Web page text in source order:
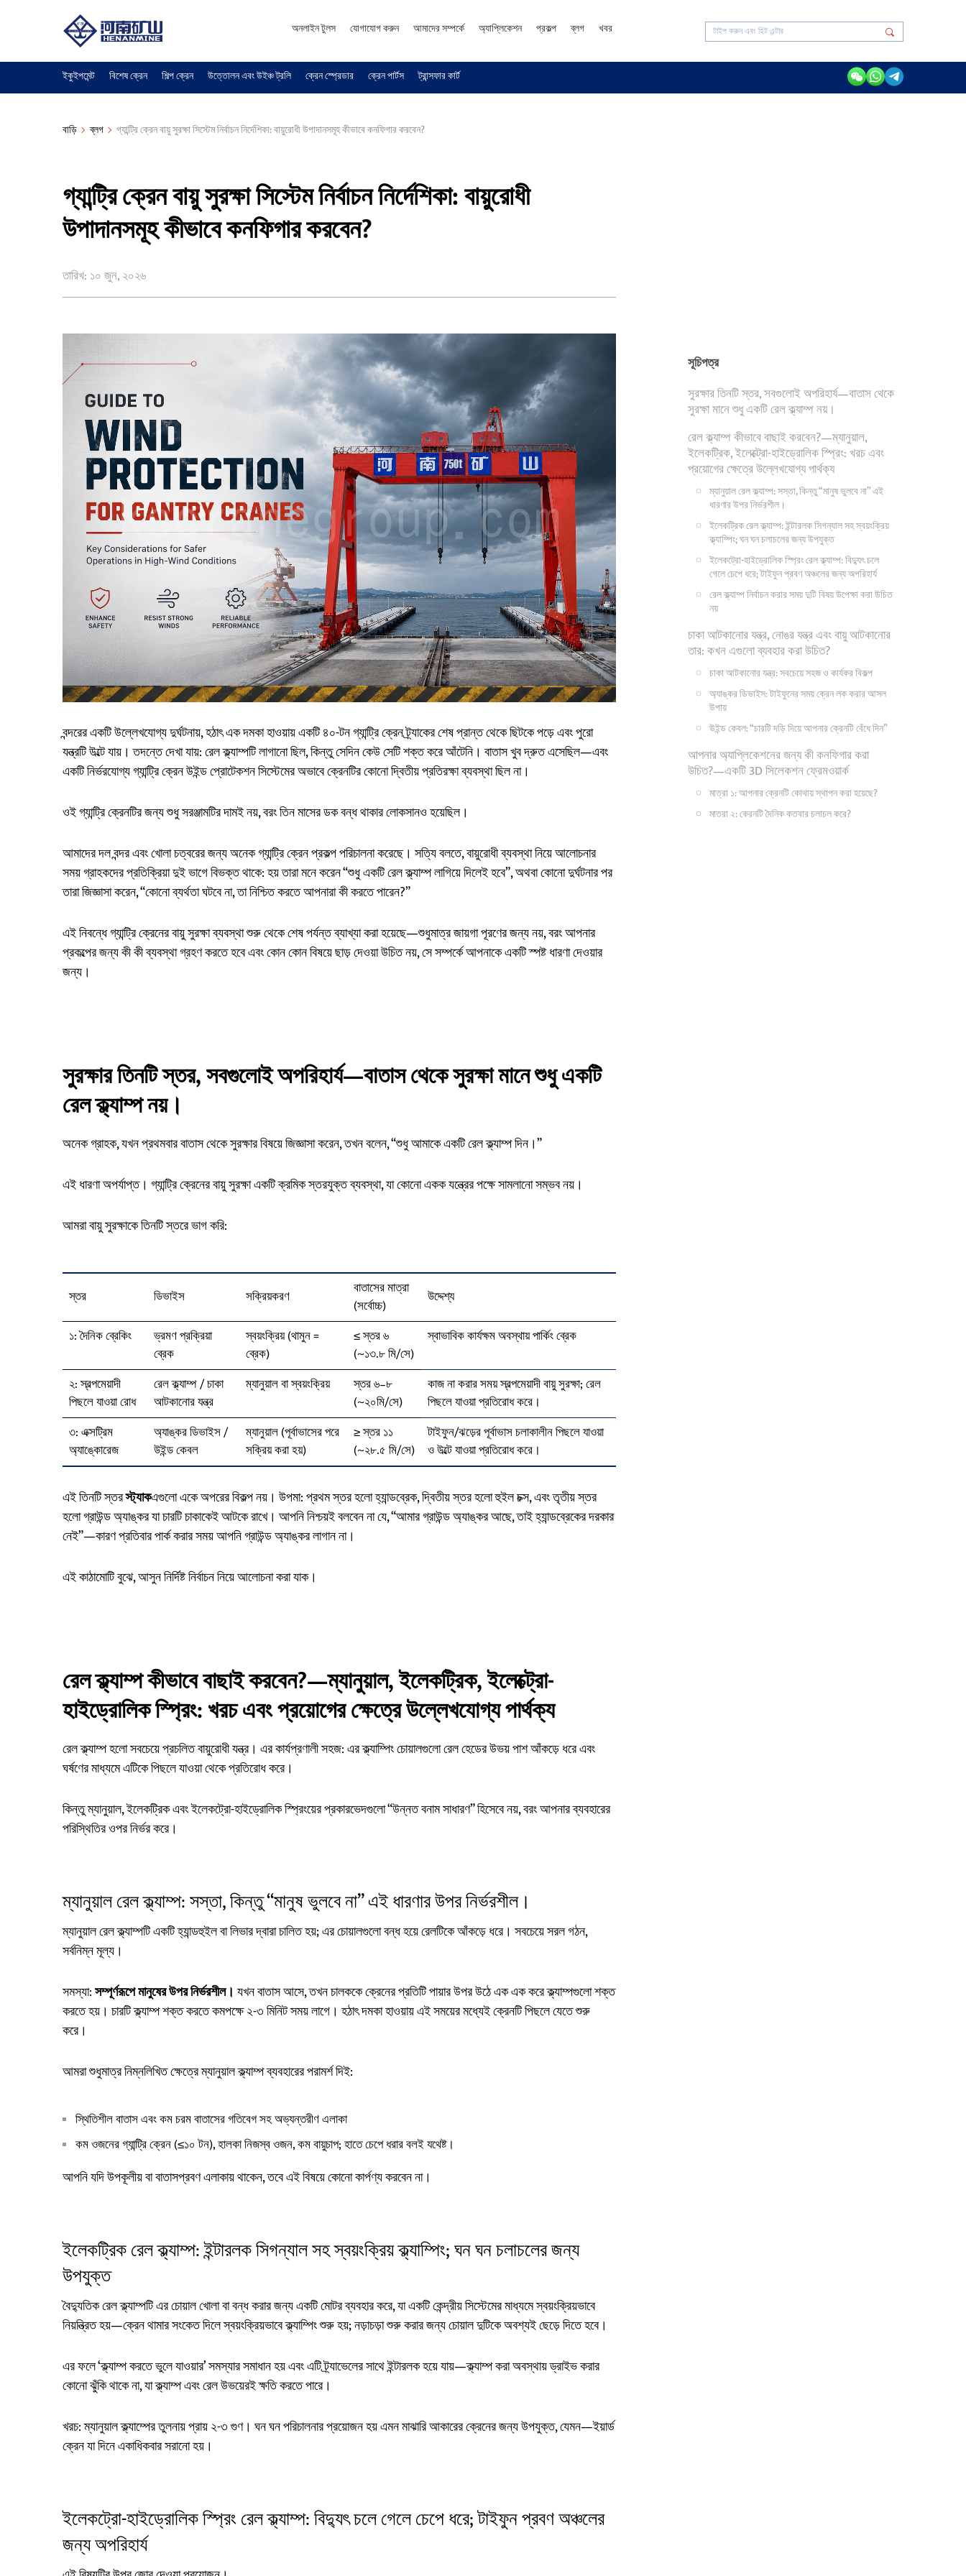
অনলাইন টুলস যোগাযোগ করুন আমাদের সম্পর্কে অ্যাপ্লিকেশন প্রকল্প ব্লগ খবর
ইকুইপমেন্ট বিশেষ ক্রেন শিল্প ক্রেন উত্তোলন এবং উইঞ্চ ট্রলি ক্রেন স্প্রেডার ক্রেন পার্টস ট্রান্সফার কার্ট
বাড়ি ব্লগ গ্যান্ট্রি ক্রেন বায়ু সুরক্ষা সিস্টেম নির্বাচন নির্দেশিকা: বায়ুরোধী উপাদানসমূহ কীভাবে কনফিগার করবেন?
গ্যান্ট্রি ক্রেন বায়ু সুরক্ষা সিস্টেম নির্বাচন নির্দেশিকা: বায়ুরোধী
উপাদানসমূহ কীভাবে কনফিগার করবেন?
তারিখ: ১০ জুন, ২০২৬
সূচিপত্র
সুরক্ষার তিনটি স্তর, সবগুলোই অপরিহার্য—বাতাস থেকে
সুরক্ষা মানে শুধু একটি রেল ক্ল্যাম্প নয়।
রেল ক্ল্যাম্প কীভাবে বাছাই করবেন?—ম্যানুয়াল,
ইলেকট্রিক, ইলেক্ট্রো-হাইড্রোলিক স্প্রিং: খরচ এবং
প্রয়োগের ক্ষেত্রে উল্লেখযোগ্য পার্থক্য
ম্যানুয়াল রেল ক্ল্যাম্প: সস্তা, কিন্তু “মানুষ ভুলবে না” এই
ধারণার উপর নির্ভরশীল।
ইলেকট্রিক রেল ক্ল্যাম্প: ইন্টারলক সিগন্যাল সহ স্বয়ংক্রিয়
ক্ল্যাম্পিং; ঘন ঘন চলাচলের জন্য উপযুক্ত
ইলেকট্রো-হাইড্রোলিক স্প্রিং রেল ক্ল্যাম্প: বিদ্যুৎ চলে
গেলে চেপে ধরে; টাইফুন প্রবণ অঞ্চলের জন্য অপরিহার্য
রেল ক্ল্যাম্প নির্বাচন করার সময় দুটি বিষয় উপেক্ষা করা উচিত
নয়
চাকা আটকানোর যন্ত্র, নোঙর যন্ত্র এবং বায়ু আটকানোর
তার: কখন এগুলো ব্যবহার করা উচিত?
চাকা আটকানোর যন্ত্র: সবচেয়ে সহজ ও কার্যকর বিকল্প
অ্যাঙ্কর ডিভাইস: টাইফুনের সময় ক্রেন লক করার আসল
উপায়
উইন্ড কেবল: “চারটি দড়ি দিয়ে আপনার ক্রেনটি বেঁধে দিন”
আপনার অ্যাপ্লিকেশনের জন্য কী কনফিগার করা
উচিত?—একটি 3D সিলেকশন ফ্রেমওয়ার্ক
মাত্রা ১: আপনার ক্রেনটি কোথায় স্থাপন করা হয়েছে?
মাত্রা ২: ক্রেনটি দৈনিক কতবার চলাচল করে?
বন্দরের একটি উল্লেখযোগ্য দুর্ঘটনায়, হঠাৎ এক দমকা হাওয়ায় একটি ৪০-টন গ্যান্ট্রি ক্রেন ট্র্যাকের শেষ প্রান্ত থেকে ছিটকে পড়ে এবং পুরো
যন্ত্রটি উল্টে যায়। তদন্তে দেখা যায়: রেল ক্ল্যাম্পটি লাগানো ছিল, কিন্তু সেদিন কেউ সেটি শক্ত করে আঁটেনি। বাতাস খুব দ্রুত এসেছিল—এবং
একটি নির্ভরযোগ্য গ্যান্ট্রি ক্রেন উইন্ড প্রোটেকশন সিস্টেমের অভাবে ক্রেনটির কোনো দ্বিতীয় প্রতিরক্ষা ব্যবস্থা ছিল না।
ওই গ্যান্ট্রি ক্রেনটির জন্য শুধু সরঞ্জামটির দামই নয়, বরং তিন মাসের ডক বন্ধ থাকার লোকসানও হয়েছিল।
আমাদের দল বন্দর এবং খোলা চত্বরের জন্য অনেক গ্যান্ট্রি ক্রেন প্রকল্প পরিচালনা করেছে। সত্যি বলতে, বায়ুরোধী ব্যবস্থা নিয়ে আলোচনার
সময় গ্রাহকদের প্রতিক্রিয়া দুই ভাগে বিভক্ত থাকে: হয় তারা মনে করেন “শুধু একটি রেল ক্ল্যাম্প লাগিয়ে দিলেই হবে”, অথবা কোনো দুর্ঘটনার পর
তারা জিজ্ঞাসা করেন, “কোনো ব্যর্থতা ঘটবে না, তা নিশ্চিত করতে আপনারা কী করতে পারেন?”
এই নিবন্ধে গ্যান্ট্রি ক্রেনের বায়ু সুরক্ষা ব্যবস্থা শুরু থেকে শেষ পর্যন্ত ব্যাখ্যা করা হয়েছে—শুধুমাত্র জায়গা পূরণের জন্য নয়, বরং আপনার
প্রকল্পের জন্য কী কী ব্যবস্থা গ্রহণ করতে হবে এবং কোন কোন বিষয়ে ছাড় দেওয়া উচিত নয়, সে সম্পর্কে আপনাকে একটি স্পষ্ট ধারণা দেওয়ার
জন্য।
সুরক্ষার তিনটি স্তর, সবগুলোই অপরিহার্য—বাতাস থেকে সুরক্ষা মানে শুধু একটি
রেল ক্ল্যাম্প নয়।
অনেক গ্রাহক, যখন প্রথমবার বাতাস থেকে সুরক্ষার বিষয়ে জিজ্ঞাসা করেন, তখন বলেন, “শুধু আমাকে একটি রেল ক্ল্যাম্প দিন।”
এই ধারণা অপর্যাপ্ত। গ্যান্ট্রি ক্রেনের বায়ু সুরক্ষা একটি ক্রমিক স্তরযুক্ত ব্যবস্থা, যা কোনো একক যন্ত্রের পক্ষে সামলানো সম্ভব নয়।
আমরা বায়ু সুরক্ষাকে তিনটি স্তরে ভাগ করি:
স্তর ডিভাইস সক্রিয়করণ
বাতাসের মাত্রা
(সর্বোচ্চ)
উদ্দেশ্য
১: দৈনিক ব্রেকিং
ভ্রমণ প্রক্রিয়া
ব্রেক
স্বয়ংক্রিয় (থামুন =
ব্রেক)
≤ স্তর ৬
(~১৩.৮ মি/সে)
স্বাভাবিক কার্যক্ষম অবস্থায় পার্কিং ব্রেক
২: স্বল্পমেয়াদী
পিছলে যাওয়া রোধ
রেল ক্ল্যাম্প / চাকা
আটকানোর যন্ত্র
ম্যানুয়াল বা স্বয়ংক্রিয়
স্তর ৬–৮
(~২০মি/সে)
কাজ না করার সময় স্বল্পমেয়াদী বায়ু সুরক্ষা; রেল
পিছলে যাওয়া প্রতিরোধ করে।
৩: এক্সট্রিম
অ্যাঙ্কোরেজ
অ্যাঙ্কর ডিভাইস /
উইন্ড কেবল
ম্যানুয়াল (পূর্বাভাসের পরে
সক্রিয় করা হয়)
≥ স্তর ১১
(~২৮.৫ মি/সে)
টাইফুন/ঝড়ের পূর্বাভাস চলাকালীন পিছলে যাওয়া
ও উল্টে যাওয়া প্রতিরোধ করে।
এই তিনটি স্তরস্ট্যাকএগুলো একে অপরের বিকল্প নয়। উপমা: প্রথম স্তর হলো হ্যান্ডব্রেক, দ্বিতীয় স্তর হলো হুইল চক্স, এবং তৃতীয় স্তর
হলো গ্রাউন্ড অ্যাঙ্কর যা চারটি চাকাকেই আটকে রাখে। আপনি নিশ্চয়ই বলবেন না যে, “আমার গ্রাউন্ড অ্যাঙ্কর আছে, তাই হ্যান্ডব্রেকের দরকার
নেই”—কারণ প্রতিবার পার্ক করার সময় আপনি গ্রাউন্ড অ্যাঙ্কর লাগান না।
এই কাঠামোটি বুঝে, আসুন নির্দিষ্ট নির্বাচন নিয়ে আলোচনা করা যাক।
রেল ক্ল্যাম্প কীভাবে বাছাই করবেন?—ম্যানুয়াল, ইলেকট্রিক, ইলেক্ট্রো-
হাইড্রোলিক স্প্রিং: খরচ এবং প্রয়োগের ক্ষেত্রে উল্লেখযোগ্য পার্থক্য
রেল ক্ল্যাম্প হলো সবচেয়ে প্রচলিত বায়ুরোধী যন্ত্র। এর কার্যপ্রণালী সহজ: এর ক্ল্যাম্পিং চোয়ালগুলো রেল হেডের উভয় পাশ আঁকড়ে ধরে এবং
ঘর্ষণের মাধ্যমে এটিকে পিছলে যাওয়া থেকে প্রতিরোধ করে।
কিন্তু ম্যানুয়াল, ইলেকট্রিক এবং ইলেকট্রো-হাইড্রোলিক স্প্রিংয়ের প্রকারভেদগুলো “উন্নত বনাম সাধারণ” হিসেবে নয়, বরং আপনার ব্যবহারের
পরিস্থিতির ওপর নির্ভর করে।
ম্যানুয়াল রেল ক্ল্যাম্প: সস্তা, কিন্তু “মানুষ ভুলবে না” এই ধারণার উপর নির্ভরশীল।
ম্যানুয়াল রেল ক্ল্যাম্পটি একটি হ্যান্ডহুইল বা লিভার দ্বারা চালিত হয়; এর চোয়ালগুলো বন্ধ হয়ে রেলটিকে আঁকড়ে ধরে। সবচেয়ে সরল গঠন,
সর্বনিম্ন মূল্য।
সমস্যা:সম্পূর্ণরূপে মানুষের উপর নির্ভরশীল। যখন বাতাস আসে, তখন চালককে ক্রেনের প্রতিটি পায়ার উপর উঠে এক এক করে ক্ল্যাম্পগুলো শক্ত
করতে হয়। চারটি ক্ল্যাম্প শক্ত করতে কমপক্ষে ২-৩ মিনিট সময় লাগে। হঠাৎ দমকা হাওয়ায় এই সময়ের মধ্যেই ক্রেনটি পিছলে যেতে শুরু
করে।
আমরা শুধুমাত্র নিম্নলিখিত ক্ষেত্রে ম্যানুয়াল ক্ল্যাম্প ব্যবহারের পরামর্শ দিই:
স্থিতিশীল বাতাস এবং কম চরম বাতাসের গতিবেগ সহ অভ্যন্তরীণ এলাকা
কম ওজনের গ্যান্ট্রি ক্রেন (≤১০ টন), হালকা নিজস্ব ওজন, কম বায়ুচাপ; হাতে চেপে ধরার বলই যথেষ্ট।
আপনি যদি উপকূলীয় বা বাতাসপ্রবণ এলাকায় থাকেন, তবে এই বিষয়ে কোনো কার্পণ্য করবেন না।
ইলেকট্রিক রেল ক্ল্যাম্প: ইন্টারলক সিগন্যাল সহ স্বয়ংক্রিয় ক্ল্যাম্পিং; ঘন ঘন চলাচলের জন্য
উপযুক্ত
বৈদ্যুতিক রেল ক্ল্যাম্পটি এর চোয়াল খোলা বা বন্ধ করার জন্য একটি মোটর ব্যবহার করে, যা একটি কেন্দ্রীয় সিস্টেমের মাধ্যমে স্বয়ংক্রিয়ভাবে
নিয়ন্ত্রিত হয়—ক্রেন থামার সংকেত দিলে স্বয়ংক্রিয়ভাবে ক্ল্যাম্পিং শুরু হয়; নড়াচড়া শুরু করার জন্য চোয়াল দুটিকে অবশ্যই ছেড়ে দিতে হবে।
এর ফলে ‘ক্ল্যাম্প করতে ভুলে যাওয়ার’ সমস্যার সমাধান হয় এবং এটি ট্র্যাভেলের সাথে ইন্টারলক হয়ে যায়—ক্ল্যাম্প করা অবস্থায় ড্রাইভ করার
কোনো ঝুঁকি থাকে না, যা ক্ল্যাম্প এবং রেল উভয়েরই ক্ষতি করতে পারে।
খরচ: ম্যানুয়াল ক্ল্যাম্পের তুলনায় প্রায় ২-৩ গুণ। ঘন ঘন পরিচালনার প্রয়োজন হয় এমন মাঝারি আকারের ক্রেনের জন্য উপযুক্ত, যেমন—ইয়ার্ড
ক্রেন যা দিনে একাধিকবার সরানো হয়।
ইলেকট্রো-হাইড্রোলিক স্প্রিং রেল ক্ল্যাম্প: বিদ্যুৎ চলে গেলে চেপে ধরে; টাইফুন প্রবণ অঞ্চলের
জন্য অপরিহার্য